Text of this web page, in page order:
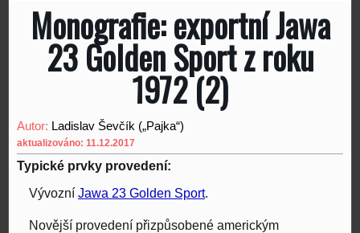
Monografie: exportní Jawa
23 Golden Sport z roku
1972 (2)
Autor: Ladislav Ševčík („Pajka“)
aktualizováno: 11.12.2017
Typické prvky provedení:
Vývozní Jawa 23 Golden Sport.
Novější provedení přizpůsobené americkým